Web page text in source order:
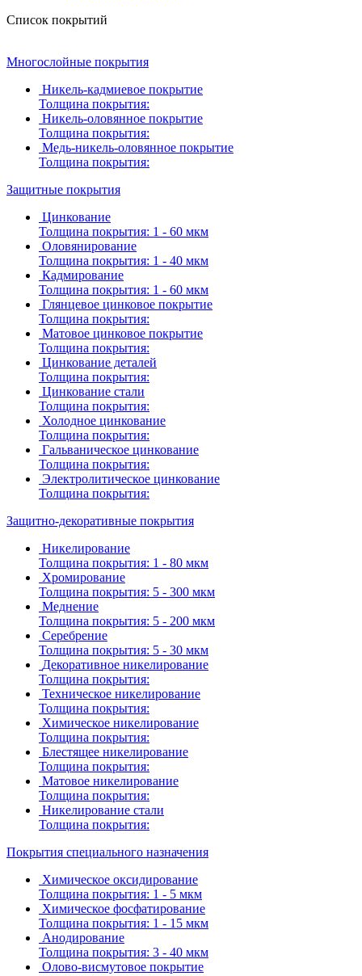
Список покрытий
Многослойные покрытия
Никель-кадмиевое покрытие
Толщина покрытия:
Никель-оловянное покрытие
Толщина покрытия:
Медь-никель-оловянное покрытие
Толщина покрытия:
Защитные покрытия
Цинкование
Толщина покрытия: 1 - 60 мкм
Оловянирование
Толщина покрытия: 1 - 40 мкм
Кадмирование
Толщина покрытия: 1 - 60 мкм
Глянцевое цинковое покрытие
Толщина покрытия:
Матовое цинковое покрытие
Толщина покрытия:
Цинкование деталей
Толщина покрытия:
Цинкование стали
Толщина покрытия:
Холодное цинкование
Толщина покрытия:
Гальваническое цинкование
Толщина покрытия:
Электролитическое цинкование
Толщина покрытия:
Защитно-декоративные покрытия
Никелирование
Толщина покрытия: 1 - 80 мкм
Хромирование
Толщина покрытия: 5 - 300 мкм
Меднение
Толщина покрытия: 5 - 200 мкм
Серебрение
Толщина покрытия: 5 - 30 мкм
Декоративное никелирование
Толщина покрытия:
Техническое никелирование
Толщина покрытия:
Химическое никелирование
Толщина покрытия:
Блестящее никелирование
Толщина покрытия:
Матовое никелирование
Толщина покрытия:
Никелирование стали
Толщина покрытия:
Покрытия специального назначения
Химическое оксидирование
Толщина покрытия: 1 - 5 мкм
Химическое фосфатирование
Толщина покрытия: 1 - 15 мкм
Анодирование
Толщина покрытия: 3 - 40 мкм
Олово-висмутовое покрытие